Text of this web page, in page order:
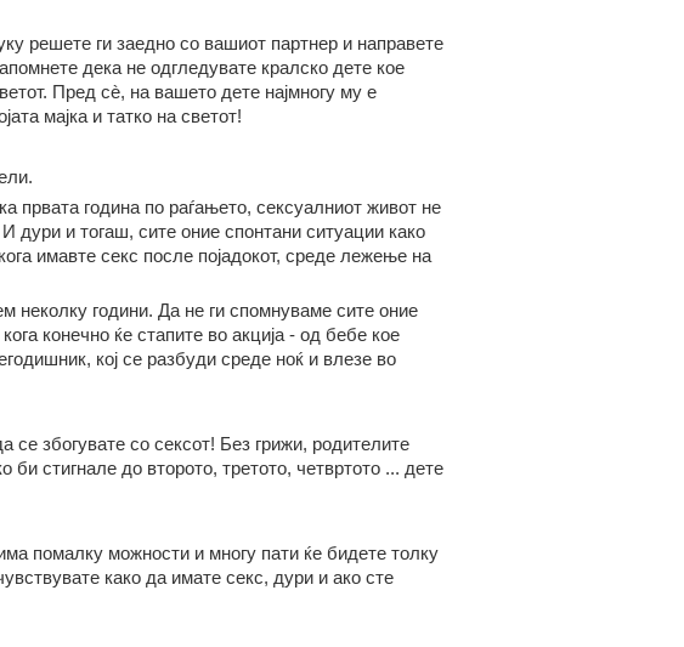
решете ги заедно со вашиот партнер и направете
дека не одгледувате кралско дете кое
Пред сè, на вашето дете најмногу му е
мајка и татко на светот!
првата година по раѓањето, сексуалниот живот не
дури и тогаш, сите оние спонтани ситуации како
имавте секс после појадокот, среде лежење на
неколку години. Да не ги спомнуваме сите оние
конечно ќе стапите во акција - од бебе кое
кој се разбуди среде ноќ и влезе во
збогувате со сексот! Без грижи, родителите
би стигнале до второто, третото, четвртото ... дете
помалку можности и многу пати ќе бидете толку
како да имате секс, дури и ако сте